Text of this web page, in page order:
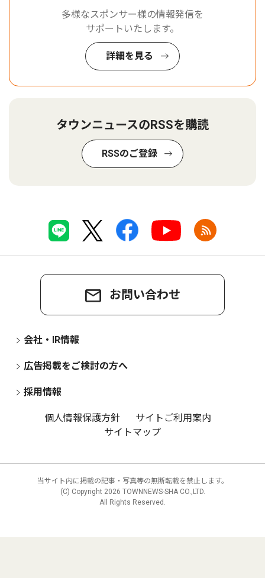
多様なスポンサー様の情報発信を
サポートいたします。
詳細を見る
タウンニュースのRSSを購読
RSSのご登録
お問い合わせ
会社・IR情報
広告掲載をご検討の方へ
採用情報
個人情報保護方針
サイトご利用案内
サイトマップ
当サイト内に掲載の記事・写真等の無断転載を禁止します。
(C) Copyright 2026 TOWNNEWS-SHA CO.,LTD.
All Rights Reserved.